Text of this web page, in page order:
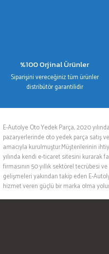
%100 Orjinal Ürünler
Siparişini vereceğiniz tüm ürünler
distribütör garantilidir
E-Autolye Oto Yedek Parça, 2020
pazaryerlerinde oto yedek parça satış
amacıyla kurulmuştur.Müşterilerinin
yılında kendi e-ticaret sitesini kurarak
firmasının 50 yıllık sektörel tecrübesi
gelişmeleri yakından takip eden E-
hizmet veren güçlü bir marka olma